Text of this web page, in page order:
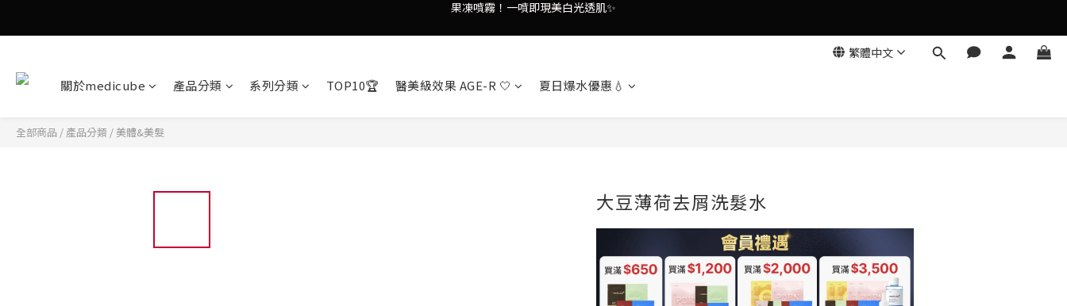
謝安琪愛用美容儀🌸護膚效果UP！
謝安琪愛用美容儀🌸護膚效果UP！
果凍噴霧！一噴即現美白光透肌✨
繁體中文
關於medicube 產品分類 系列分類 TOP10🏆 醫美級效果 AGE-R 🤍 夏日爆水優惠💧
全部商品 / 產品分類 / 美體&美髮
大豆薄荷去屑洗髮水